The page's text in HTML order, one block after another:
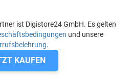
ist Digistore24 GmbH. Es gelten
und unsere
.
KAUFEN